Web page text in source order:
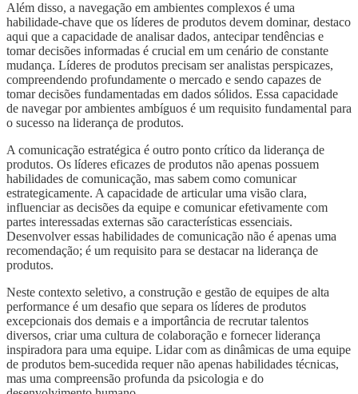
Além disso, a navegação em ambientes complexos é uma
habilidade-chave que os líderes de produtos devem dominar, destaco
aqui que a capacidade de analisar dados, antecipar tendências e
tomar decisões informadas é crucial em um cenário de constante
mudança. Líderes de produtos precisam ser analistas perspicazes,
compreendendo profundamente o mercado e sendo capazes de
tomar decisões fundamentadas em dados sólidos. Essa capacidade
de navegar por ambientes ambíguos é um requisito fundamental para
o sucesso na liderança de produtos.
A comunicação estratégica é outro ponto crítico da liderança de
produtos. Os líderes eficazes de produtos não apenas possuem
habilidades de comunicação, mas sabem como comunicar
estrategicamente. A capacidade de articular uma visão clara,
influenciar as decisões da equipe e comunicar efetivamente com
partes interessadas externas são características essenciais.
Desenvolver essas habilidades de comunicação não é apenas uma
recomendação; é um requisito para se destacar na liderança de
produtos.
Neste contexto seletivo, a construção e gestão de equipes de alta
performance é um desafio que separa os líderes de produtos
excepcionais dos demais e a importância de recrutar talentos
diversos, criar uma cultura de colaboração e fornecer liderança
inspiradora para uma equipe. Lidar com as dinâmicas de uma equipe
de produtos bem-sucedida requer não apenas habilidades técnicas,
mas uma compreensão profunda da psicologia e do